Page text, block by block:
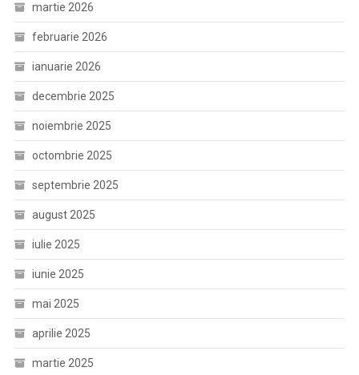
martie 2026
februarie 2026
ianuarie 2026
decembrie 2025
noiembrie 2025
octombrie 2025
septembrie 2025
august 2025
iulie 2025
iunie 2025
mai 2025
aprilie 2025
martie 2025